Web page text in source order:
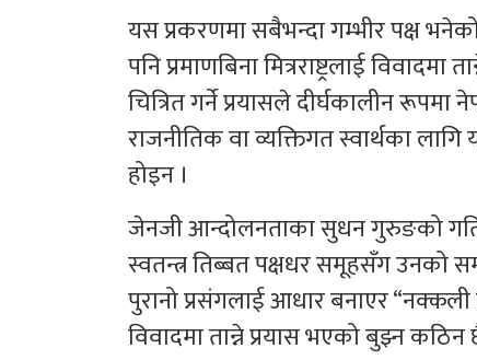
यस प्रकरणमा सबैभन्दा गम्भीर पक्ष
पनि प्रमाणबिना मित्रराष्ट्रलाई
चित्रित गर्ने प्रयासले दीर्घकालीन
राजनीतिक वा व्यक्तिगत स्वार्थका
होइन ।
जेनजी आन्दोलनताका सुधन गुरुङको
स्वतन्त्र तिब्बत पक्षधर समूहसँग उनको
पुरानो प्रसंगलाई आधार बनाएर “नक्कली
विवादमा तान्ने प्रयास भएको बुझ्न कठिन